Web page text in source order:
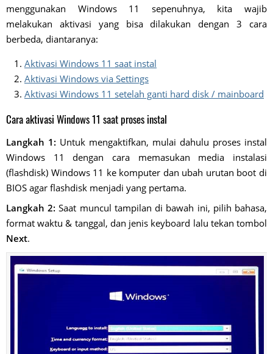
menggunakan Windows 11 sepenuhnya, kita wajib
melakukan aktivasi yang bisa dilakukan dengan 3 cara
berbeda, diantaranya:
Aktivasi Windows 11 saat instal
Aktivasi Windows via Settings
Aktivasi Windows 11 setelah ganti hard disk / mainboard
Cara aktivasi Windows 11 saat proses instal
Langkah 1: Untuk mengaktifkan, mulai dahulu proses instal
Windows 11 dengan cara memasukan media instalasi
(flashdisk) Windows 11 ke komputer dan ubah urutan boot di
BIOS agar flashdisk menjadi yang pertama.
Langkah 2: Saat muncul tampilan di bawah ini, pilih bahasa,
format waktu & tanggal, dan jenis keyboard lalu tekan tombol
Next.